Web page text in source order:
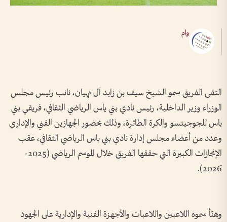
وام
التقى الفريق سمو الشيخ سيف بن زايد آل نهيان، نائب رئيس مجلس
الوزراء وزير الداخلية، رئيس نادي بني ياس الرياضي الثقافي، فريقي بني
ياس للجوجيتسو والكرة الطائرة، وذلك بحضور الجهازين الفني والإداري
وعدد من أعضاء مجلس إدارة نادي بني ياس الرياضي الثقافي، عقب
الإنجازات الكبيرة التي حققها الفريق خلال الموسم الرياضي (2025-
2026).
وهنّأ سموه اللاعبين واللاعبات والأجهزة الفنية والإدارية على الجهود